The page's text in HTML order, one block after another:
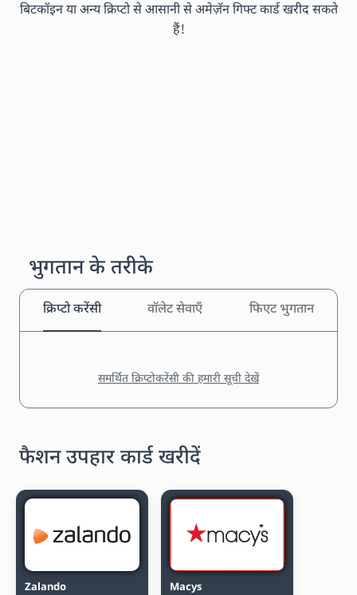
बिटकॉइन या अन्य क्रिप्टो से आसानी से अमेज़ॅन गिफ्ट कार्ड खरीद सकते
हैं!
भुगतान के तरीके
क्रिप्टो करेंसी वॉलेट सेवाएँ फिएट भुगतान
समर्थित क्रिप्टोकरेंसी की हमारी सूची देखें
फैशन उपहार कार्ड खरीदें
Zalando Macys